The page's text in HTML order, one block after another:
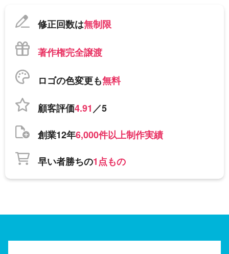
修正回数は無制限
著作権完全譲渡
ロゴの色変更も無料
顧客評価4.91／5
創業12年6,000件以上制作実績
早い者勝ちの1点もの